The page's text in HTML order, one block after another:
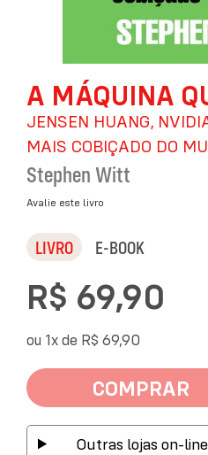
imagens
A MÁQUINA
JENSEN HUANG,
MAIS COBIÇADO DO
Stephen Witt
Avalie este livro
LIVRO E-BOOK
COMPRAR
R$ 69,90
ou 1x de R$ 69,90
Outras lojas on-line